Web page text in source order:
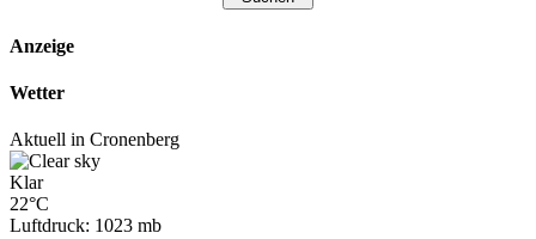
Anzeige
Wetter
Aktuell in Cronenberg
Klar
22°C
Luftdruck: 1023 mb